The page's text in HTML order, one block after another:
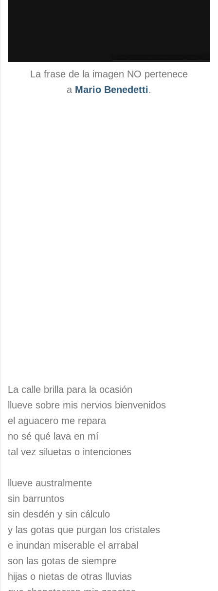
La frase de la imagen NO pertenece
a Mario Benedetti.
La calle brilla para la ocasión
llueve sobre mis nervios bienvenidos
el aguacero me repara
no sé qué lava en mí
tal vez siluetas o intenciones
llueve australmente
sin barruntos
sin desdén y sin cálculo
y las gotas que purgan los cristales
e inundan miserable el arrabal
son las gotas de siempre
hijas o nietas de otras lluvias